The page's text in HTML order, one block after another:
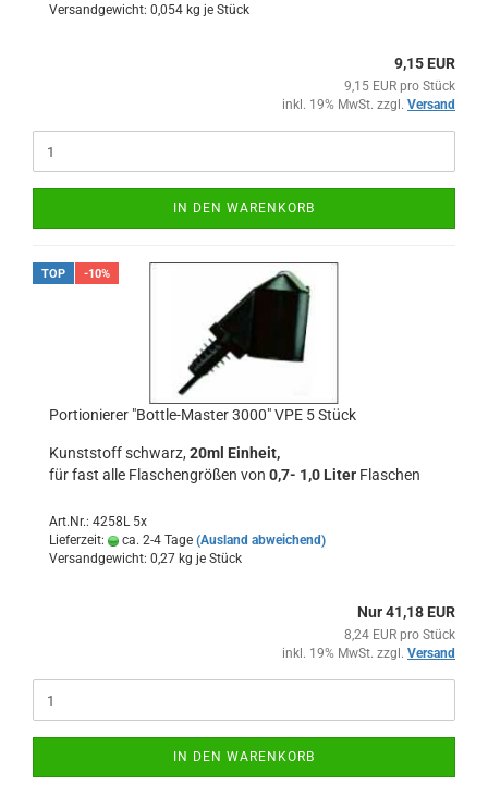
Versandgewicht: 0,054 kg je Stück
9,15 EUR
9,15 EUR pro Stück
inkl. 19% MwSt. zzgl. Versand
IN DEN WARENKORB
TOP -10%
Portionierer "Bottle-Master 3000" VPE 5 Stück
Kunststoff schwarz, 20ml Einheit,
für fast alle Flaschengrößen von 0,7- 1,0 Liter Flaschen
Art.Nr.: 4258L 5x
Lieferzeit:
ca. 2-4 Tage (Ausland abweichend)
Versandgewicht: 0,27 kg je Stück
Nur 41,18 EUR
8,24 EUR pro Stück
inkl. 19% MwSt. zzgl. Versand
IN DEN WARENKORB